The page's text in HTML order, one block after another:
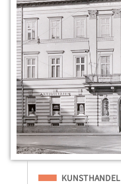
Eingeordnet unter
KUNSTHANDEL